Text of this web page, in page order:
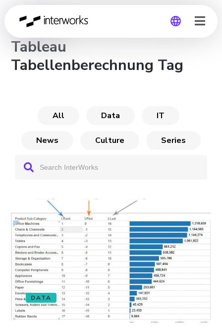
CHANNEL
Tableau
Tabellenberechnung Tag
All Data IT
News Culture Series
DATA